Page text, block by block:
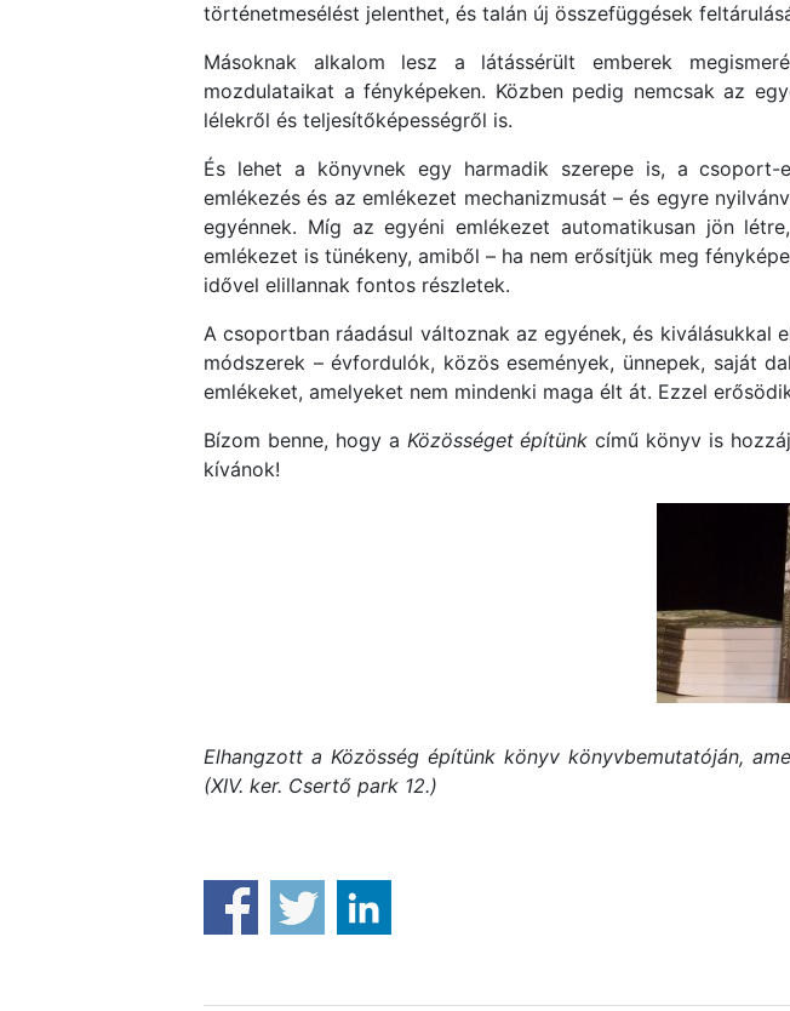
történetmesélést jelenthet, és talán új összefüggések
Másoknak alkalom lesz a látássérült emberek
mozdulataikat a fényképeken. Közben pedig nemcsak az
lélekről és teljesítőképességről is.
És lehet a könyvnek egy harmadik szerepe is, a csoport-
emlékezés és az emlékezet mechanizmusát – és egyre
egyénnek. Míg az egyéni emlékezet automatikusan jön
emlékezet is tünékeny, amiből – ha nem erősítjük meg
idővel elillannak fontos részletek.
A csoportban ráadásul változnak az egyének, és
módszerek – évfordulók, közös események, ünnepek, saját
emlékeket, amelyeket nem mindenki maga élt át. Ezzel
Bízom benne, hogy a Közösséget építünk című könyv is
kívánok!
Elhangzott a Közösség építünk könyv könyvbemutatóján,
(XIV. ker. Csertő park 12.)